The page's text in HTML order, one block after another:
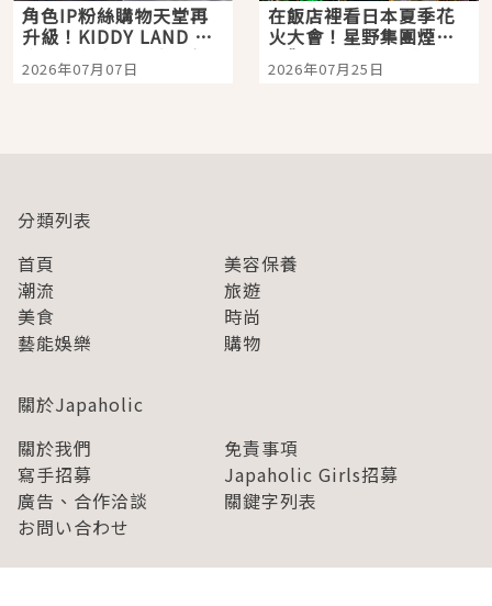
角色IP粉絲購物天堂再
升級！KIDDY LAND 原
宿店吉伊卡哇迎客，新
開幕 OMOKADO 店3分
2026年07月07日
在飯店裡看日本夏季花
火大會！星野集團煙火
景觀飯店6選，讓你不用
人擠人悠閒欣賞
2026年07月25日
分類列表
首頁
美容保養
潮流
旅遊
美食
時尚
藝能娛樂
購物
關於Japaholic
關於我們
免責事項
寫手招募
Japaholic Girls招募
廣告、合作洽談
關鍵字列表
お問い合わせ